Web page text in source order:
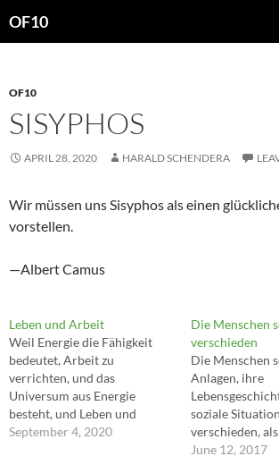
OF10
OF10
SISYPHOS
APRIL 28, 2020 HARALD SCHENDERA
Wir müssen uns Sisyphos als einen
vorstellen.
—Albert Camus
Leben und Arbeit
Weil Energie die Fähigkeit
bedeutet, Arbeit zu
verrichten, und das
Universum aus Energie
besteht, und Leben und
Energie synonym betrachtet
September 4, 2020
Die Menschen
verschieden
Die Menschen
Anlagen, ihre
soziale
verschieden,
alle gültige
June 12, 2017